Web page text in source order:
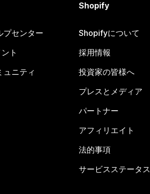
センター
ト
ニティ
Shopify
Shopifyについて
採用情報
投資家の皆様へ
プレスとメディア
パートナー
アフィリエイト
法的事項
サービスステータス